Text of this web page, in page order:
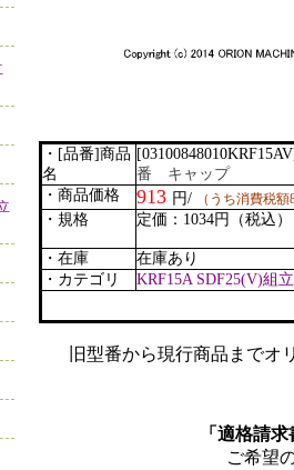
・[品番]商品
名
番 キャップ
・商品価格
913 円/ （うち消費税額
・規格 定価：1034円（税込）
・在庫
在庫あり
・カテゴリ
KRF15A SDF25(V)組
旧型番から現行商品まで
「適格請
ご希望